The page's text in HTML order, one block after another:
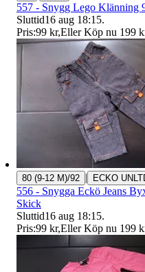
557 - Snygg Lego Klänning
Sluttid16 aug 18:15.
Pris:99 kr,Eller Köp nu 199
80 (9-12 M)/92 | ECKO
556 - Snygga Eckö Jeans
Skick
Sluttid16 aug 18:15.
Pris:99 kr,Eller Köp nu 199